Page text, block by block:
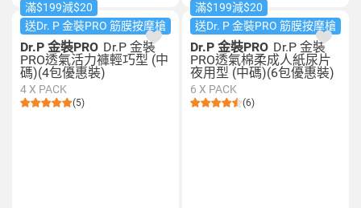
滿$199減$20
送Dr. P 金裝PRO 筋膜按摩槍
Dr.P 金裝PRO Dr.P 金裝
PRO透氣活力褲輕巧型 (中
碼)(4包優惠裝)
4 X PACK
(5)
滿$199減$20
送Dr. P 金裝PRO 筋膜按摩槍
Dr.P 金裝PRO Dr.P 金裝
PRO透氣棉柔成人紙尿片
夜用型 (中碼)(6包優惠裝)
6 X PACK
(6)